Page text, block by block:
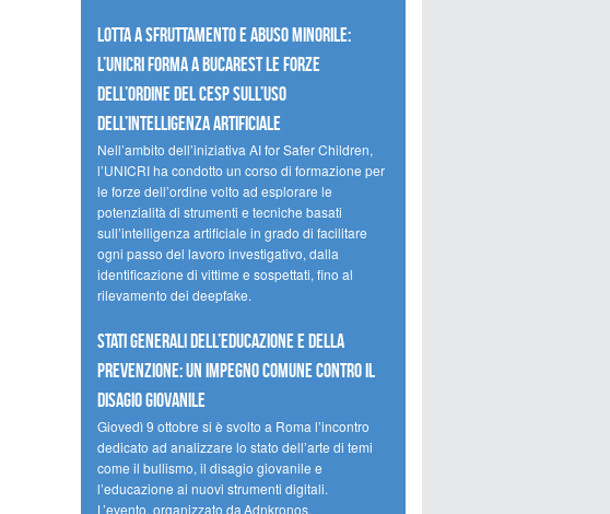
Lotta a sfruttamento e abuso minorile:
l’UNICRI forma a Bucarest le forze
dell’ordine del CESP sull’uso
dell’Intelligenza Artificiale
Nell’ambito dell’iniziativa AI for Safer Children,
l’UNICRI ha condotto un corso di formazione per
le forze dell’ordine volto ad esplorare le
potenzialità di strumenti e tecniche basati
sull’intelligenza artificiale in grado di facilitare
ogni passo del lavoro investigativo, dalla
identificazione di vittime e sospettati, fino al
rilevamento dei deepfake.
Stati Generali dell’Educazione e della
Prevenzione: un impegno comune contro il
disagio giovanile
Giovedì 9 ottobre si è svolto a Roma l’incontro
dedicato ad analizzare lo stato dell’arte di temi
come il bullismo, il disagio giovanile e
l’educazione ai nuovi strumenti digitali.
L’evento, organizzato da Adnkronos,